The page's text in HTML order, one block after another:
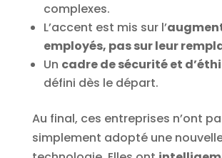
complexes.
L’accent est mis sur l’
employés, pas sur leur
Un cadre de sécurité et
défini dès le départ.
Au final, ces entreprises n’ont
simplement adopté une